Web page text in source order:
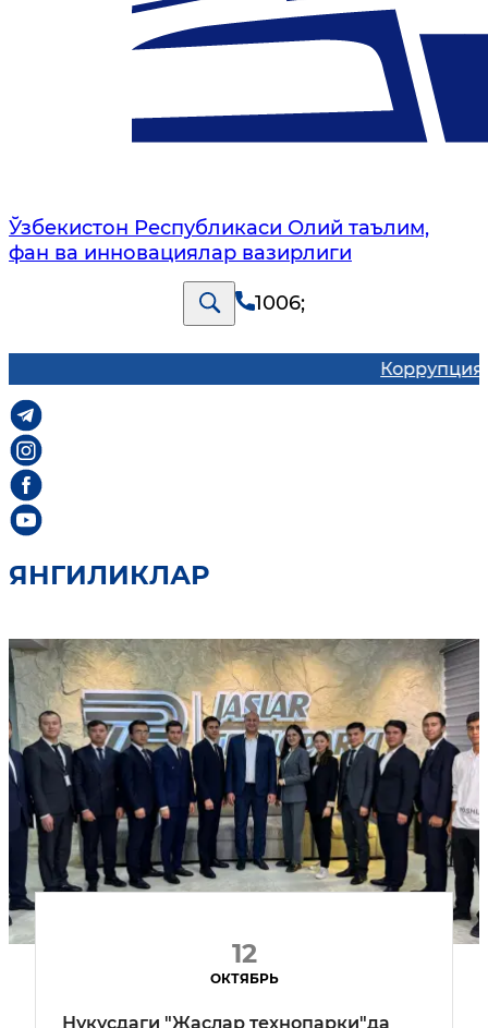
Ўзбекистон Республикаси Олий таълим,
фан ва инновациялар вазирлиги
1006;
ЯНГИЛИКЛАР
12
ОКТЯБРЬ
Нукусдаги "Жаслар технопарки"да